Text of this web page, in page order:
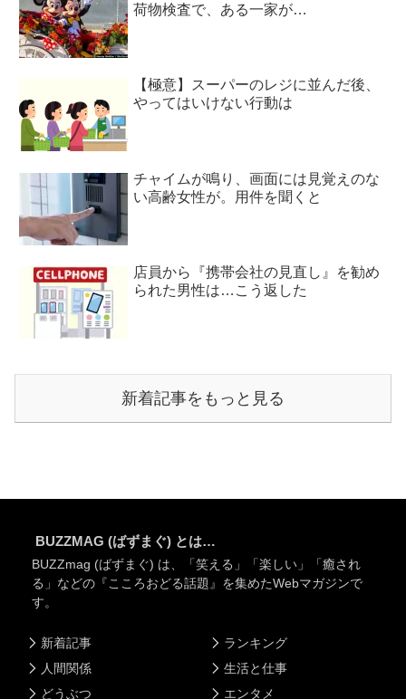
荷物検査で、ある一家が…
【極意】スーパーのレジに並んだ後、
やってはいけない行動は
チャイムが鳴り、画面には見覚えのな
い高齢女性が。用件を聞くと
店員から『携帯会社の見直し』を勧め
られた男性は…こう返した
新着記事をもっと見る
BUZZMAG (ばずまぐ) とは…
BUZZmag (ばずまぐ) は、「笑える」「楽しい」「癒され
る」などの『こころおどる話題』を集めたWebマガジンで
す。
新着記事
人間関係
どうぶつ
ランキング
生活と仕事
エンタメ